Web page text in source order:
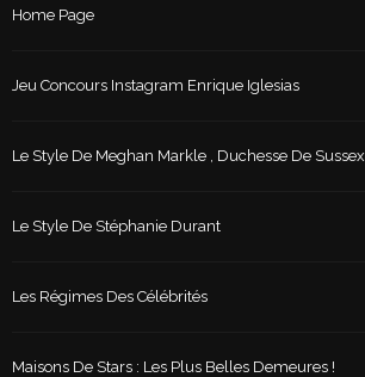
Home Page
Jeu Concours Instagram Enrique Iglesias
Le Style De Meghan Markle , Duchesse De Sussex
Le Style De Stéphanie Durant
Les Régimes Des Célébrités
Maisons De Stars : Les Plus Belles Demeures !